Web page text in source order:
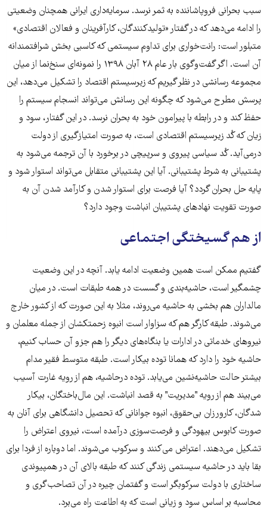
سبب بحرانی فروپاشاننده به ثمر نرسد. سرمایه‌داری ایرانی همچنان وضعیتی
را ادامه می‌دهد که در گفتار «تولیدکنندگان، کارآفرینان و فعالان اقتصادی»
متبلور است: رانت‌خواری برای تداوم سیستمی که کاسبی بخش شرافتمندانه
آن است. اگر گفت‌وگوی بار عام ۲۸ آبان ۱۳۹۸ را نمونه‌ای سنخ‌نما از میان
مجموعه رسانشی در نظر گیریم که زیرسیستم اقتصاد را تشکیل می‌دهد، این
پرسش مطرح می‌شود که چگونه این رسانش می‌تواند انسجام سیستم را
حفظ کند و در رابطه با پیرامون خود به بحران نرسد. در این گفتار، سود و
زیان که کُد زیرسیستم اقتصادی است، به صورت امتیازگیری از دولت
درمی‌آید. کُد سیاسی پیروی و سرپیچی در برخورد با آن ترجمه می‌شود به
پشتیبانی به شرط پشتیبانی. آیا این پشتیبانی متقابل می‌تواند استوار شود و
پایه‌ حل بحران گردد؟ آیا فرصت برای استوار شدن و کارآمد شدن آن به
صورت تقویت نهادهای پشتیبان انباشت وجود دارد؟
از هم گسیختگی اجتماعی
گفتیم ممکن است همین وضعیت ادامه یابد. آنچه در این وضعیت
چشمگیر است، حاشیه‌بندی و گسست در همه طبقات است. در میان
مالداران هم بخشی به حاشیه می‌روند، مثلا به این صورت که از کشور خارج
می‌شوند. طبقه کارگر هم که سزاوار است انبوه زحمتکشان از جمله معلمان و
نیروهای خدماتی در ادارات یا بنگاه‌های دیگر را هم جزو آن حساب کنیم،
حاشیه خود را دارد که همانا توده بیکار است. طبقه متوسط فقیر مدام
بیشتر حالت حاشیه‌نشین می‌یابد. توده درحاشیه، هم از رویه غارت آسیب
می‌بیند هم از رویه "مدیریت" به قصد انباشت. این مال‌باختگان، بیکار
شدگان، کارورزان بی‌حقوق، انبوه جوانانی که تحصیل دانشگاهی برای آنان به
صورت کابوس بیهودگی و فرصت‌سوزی درآمده است، نیروی اعتراض را
تشکیل می‌دهند. اعتراض می‌کنند و سرکوب می‌شوند. اما دوباره از فردا برای
بقا باید در حاشیه سیستمی زندگی کنند که طبقه بالای آن در همپیوندی
ساختاری با دولت سرکوبگر است و گفتمان چیره در آن تصاحب‌گری و
محاسبه بر اساس سود و زیانی است که به اطاعت راه می‌برد.